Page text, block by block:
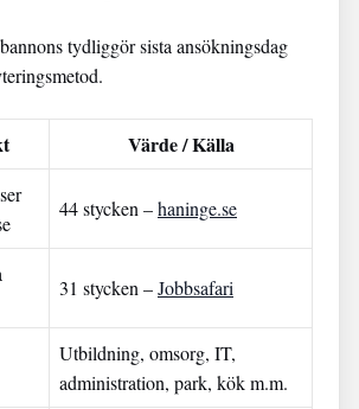
tydliggör sista ansökningsdag
Värde / Källa
44 stycken –haninge.se
31 stycken –Jobbsafari
Utbildning, omsorg, IT,
administration, park, kök m.m.